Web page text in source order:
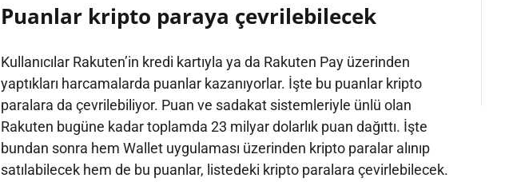
Puanlar kripto paraya çevrilebilecek
Kullanıcılar Rakuten’in kredi kartıyla ya da Rakuten Pay üzerinden
yaptıkları harcamalarda puanlar kazanıyorlar. İşte bu puanlar kripto
paralara da çevrilebiliyor. Puan ve sadakat sistemleriyle ünlü olan
Rakuten bugüne kadar toplamda 23 milyar dolarlık puan dağıttı. İşte
bundan sonra hem Wallet uygulaması üzerinden kripto paralar alınıp
satılabilecek hem de bu puanlar, listedeki kripto paralara çevirlebilecek.